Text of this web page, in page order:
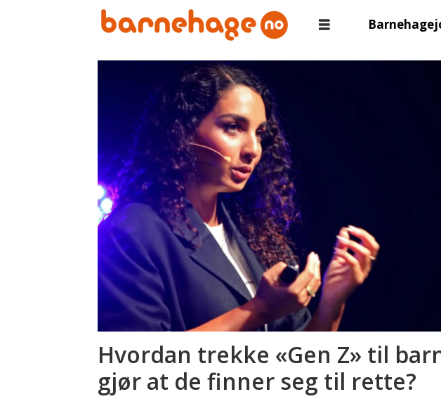
lederkonferanse
Hvordan trekke «Gen Z» til
gjør at de finner seg til rette?